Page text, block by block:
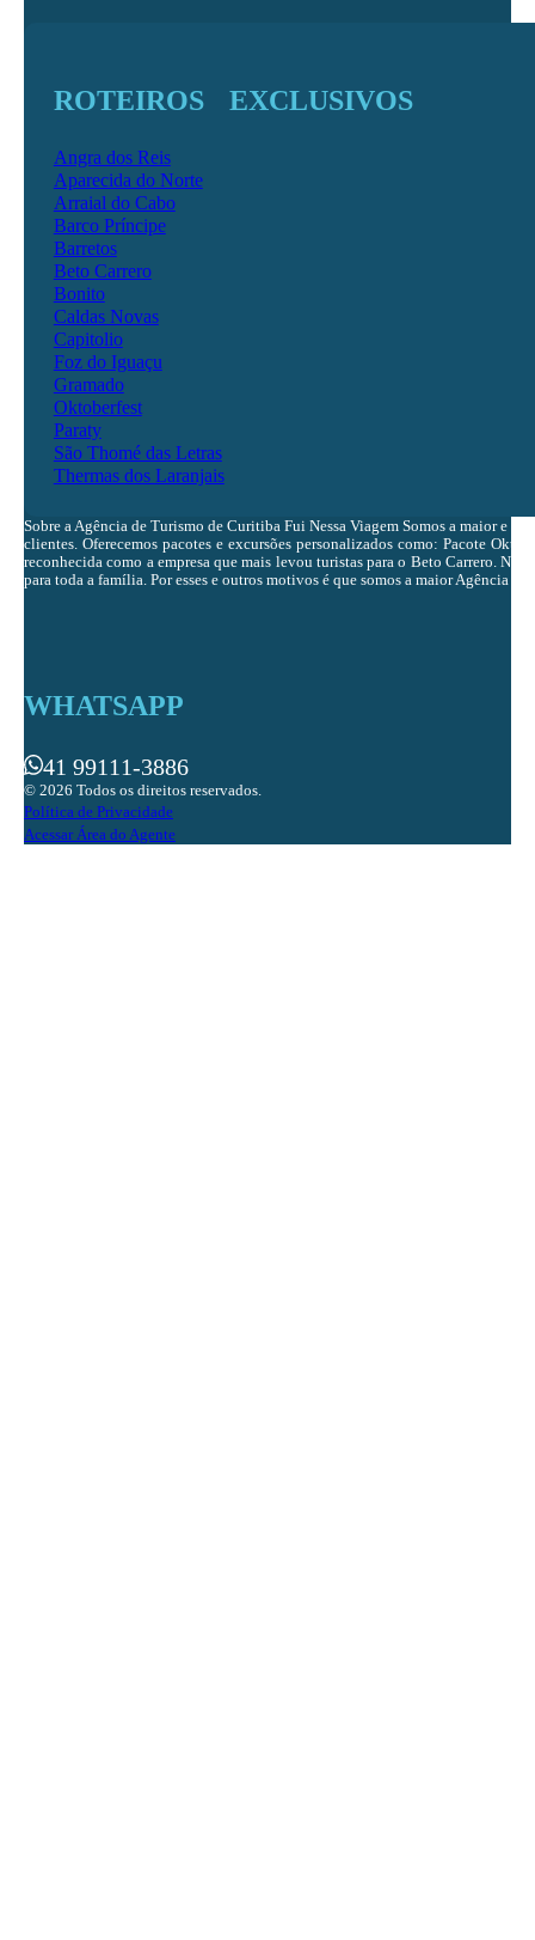
ROTEIROS EXCLUSIVOS
Angra dos Reis
Aparecida do Norte
Arraial do Cabo
Barco Príncipe
Barretos
Beto Carrero
Bonito
Caldas Novas
Capitolio
Foz do Iguaçu
Gramado
Oktoberfest
Paraty
São Thomé das Letras
Thermas dos Laranjais
Sobre a Agência de Turismo de Curitiba Fui Nessa Viagem Somos a maior e
clientes. Oferecemos pacotes e excursões personalizados como: Pacote
reconhecida como a empresa que mais levou turistas para o Beto Carrero.
para toda a família. Por esses e outros motivos é que somos a maior Agência
WHATSAPP
41 99111-3886
© 2026 Todos os direitos reservados.
Política de Privacidade
Acessar Área do Agente